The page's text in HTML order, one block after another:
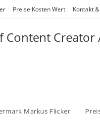
Preise Kosten Wert Kontakt
Content Creator
Markus Flicker